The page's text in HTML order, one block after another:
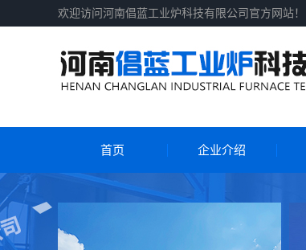
欢迎访问河南倡蓝工业炉科技有限公司官方网站！
首页 企业介绍